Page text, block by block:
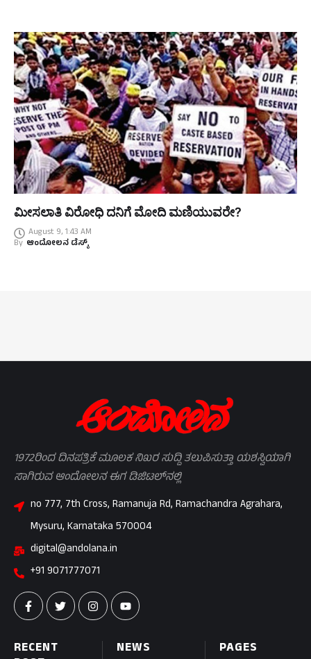
ಮೀಸಲಾತಿ ವಿರೋಧಿ ದನಿಗೆ ಮೋದಿ ಮಣಿಯುವರೇ?
August 9, 1:43 AM
By ಆಂದೋಲನ ಡೆಸ್ಕ್
PAGES
NEWS
RECENT
1972ರಿಂದ ದಿನಪತ್ರಿಕೆ ಮೂಲಕ ನಿಖರ ಸುದ್ದಿ ತಲುಪಿಸುತ್ತಾ ಯಶಸ್ವಿಯಾಗಿ
ಸಾಗಿರುವ ಆಂದೋಲನ ಈಗ ಡಿಜಿಟಲ್‌ನಲ್ಲಿ
no 777, 7th Cross, Ramanuja Rd, Ramachandra Agrahara,
Mysuru, Karnataka 570004
digital@andolana.in
+91 9071777071